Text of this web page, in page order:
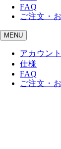
FAQ
ご注文・
MENU
アカウン
仕様
FAQ
ご注文・